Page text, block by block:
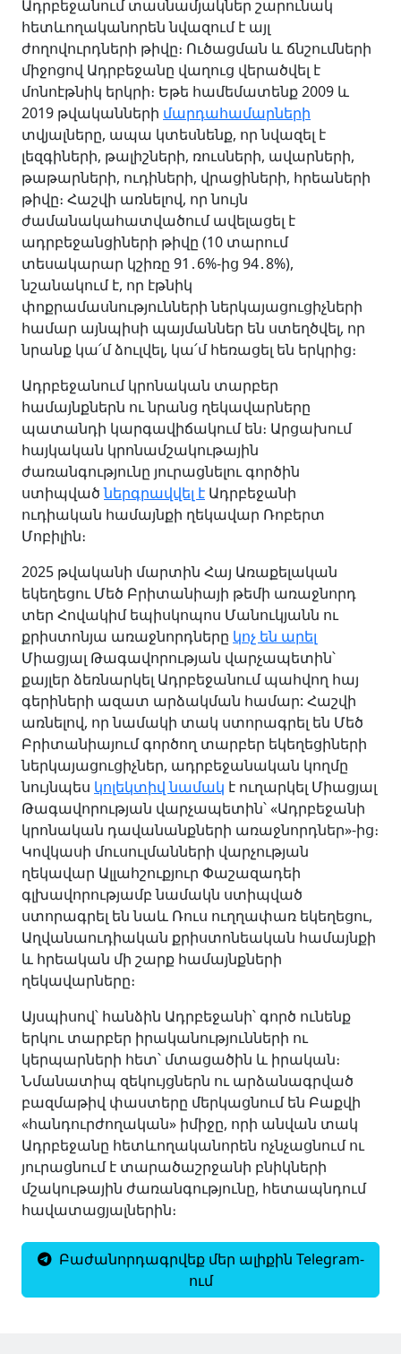
Ադրբեջանում տասնամյակներ շարունակ
հետևողականորեն նվազում է այլ
ժողովուրդների թիվը։ Ուծացման և ճնշումների
միջոցով Ադրբեջանը վաղուց վերածվել է
մոնոէթնիկ երկրի։ Եթե համեմատենք 2009 և
2019 թվականների մարդահամարների
տվյալները, ապա կտեսնենք, որ նվազել է
լեզգիների, թալիշների, ռուսների, ավարների,
թաթարների, ուդիների, վրացիների, հրեաների
թիվը։ Հաշվի առնելով, որ նույն
ժամանակահատվածում ավելացել է
ադրբեջանցիների թիվը (10 տարում
տեսակարար կշիռը 91․6%-ից 94․8%),
նշանակում է, որ էթնիկ
փոքրամասնությունների ներկայացուցիչների
համար այնպիսի պայմաններ են ստեղծվել, որ
նրանք կա՛մ ձուլվել, կա՛մ հեռացել են երկրից։
Ադրբեջանում կրոնական տարբեր
համայնքներն ու նրանց ղեկավարները
պատանդի կարգավիճակում են։ Արցախում
հայկական կրոնամշակութային
ժառանգությունը յուրացնելու գործին
ստիպվածներգրավվել է Ադրբեջանի
ուդիական համայնքի ղեկավար Ռոբերտ
Մոբիլին։
2025 թվականի մարտին Հայ Առաքելական
եկեղեցու Մեծ Բրիտանիայի թեմի առաջնորդ
տեր Հովակիմ եպիսկոպոս Մանուկյանն ու
քրիստոնյա առաջնորդները կոչ են արել
Միացյալ Թագավորության վարչապետին՝
քայլեր ձեռնարկել Ադրբեջանում պահվող հայ
գերիների ազատ արձակման համար: Հաշվի
առնելով, որ նամակի տակ ստորագրել են Մեծ
Բրիտանիայում գործող տարբեր եկեղեցիների
ներկայացուցիչներ, ադրբեջանական կողմը
նույնպես կոլեկտիվ նամակ է ուղարկել Միացյալ
Թագավորության վարչապետին՝ «Ադրբեջանի
կրոնական դավանանքների առաջնորդներ»-ից։
Կովկասի մուսուլմանների վարչության
ղեկավար Ալլահշուքյուր Փաշազադեի
գլխավորությամբ նամակն ստիպված
ստորագրել են նաև Ռուս ուղղափառ եկեղեցու,
Աղվանաուդիական քրիստոնեական համայնքի
և հրեական մի շարք համայնքների
ղեկավարները։
Այսպիսով՝ հանձին Ադրբեջանի՝ գործ ունենք
երկու տարբեր իրականությունների ու
կերպարների հետ՝ մտացածին և իրական։
Նմանատիպ զեկույցներն ու արձանագրված
բազմաթիվ փաստերը մերկացնում են Բաքվի
«հանդուրժողական» իմիջը, որի անվան տակ
Ադրբեջանը հետևողականորեն ոչնչացնում ու
յուրացնում է տարածաշրջանի բնիկների
մշակութային ժառանգությունը, հետապնդում
հավատացյալներին։
Բաժանորդագրվեք մեր ալիքին Telegram-
ում